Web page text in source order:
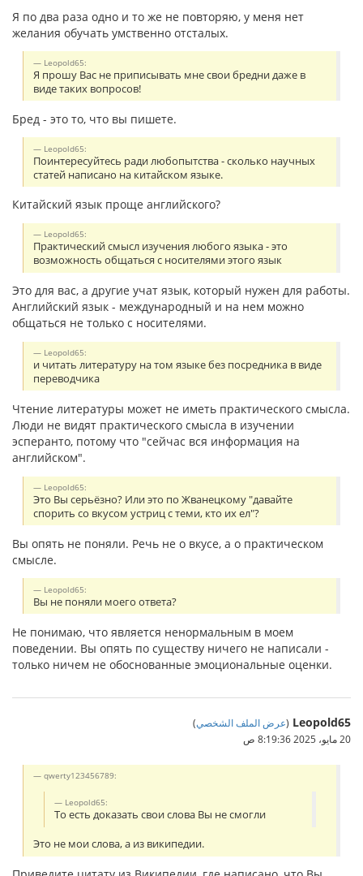
Я по два раза одно и то же не повторяю, у меня нет
желания обучать умственно отсталых.
Leopold65:
Я прошу Вас не приписывать мне свои бредни даже в
виде таких вопросов!
Бред - это то, что вы пишете.
Leopold65:
Поинтересуйтесь ради любопытства - сколько научных
статей написано на китайском языке.
Китайский язык проще английского?
Leopold65:
Практический смысл изучения любого языка - это
возможность общаться с носителями этого язык
Это для вас, а другие учат язык, который нужен для работы.
Английский язык - международный и на нем можно
общаться не только с носителями.
Leopold65:
и читать литературу на том языке без посредника в виде
переводчика
Чтение литературы может не иметь практического смысла.
Люди не видят практического смысла в изучении
эсперанто, потому что "сейчас вся информация на
английском".
Leopold65:
Это Вы серьёзно? Или это по Жванецкому "давайте
спорить со вкусом устриц с теми, кто их ел"?
Вы опять не поняли. Речь не о вкусе, а о практическом
смысле.
Leopold65:
Вы не поняли моего ответа?
Не понимаю, что является ненормальным в моем
поведении. Вы опять по существу ничего не написали -
только ничем не обоснованные эмоциональные оценки.
Leopold65
(عرض الملف الشخصي)
20 مايو، 2025 8:19:36 ص
qwerty123456789:
Leopold65:
То есть доказать свои слова Вы не смогли
Это не мои слова, а из википедии.